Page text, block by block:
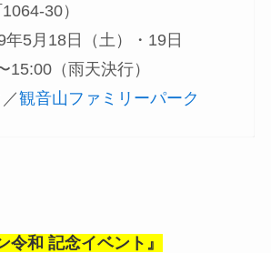
30）
5月18日（土）・19日
15:00（雨天決行）
観音山ファミリーパーク
令和 記念イベント』